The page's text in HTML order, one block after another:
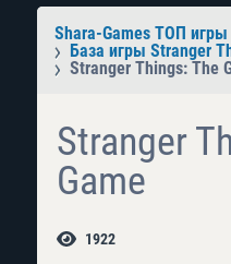
Shara-Games ТОП игры
База игры Stranger
Stranger Things: The
Stranger
Game
1922